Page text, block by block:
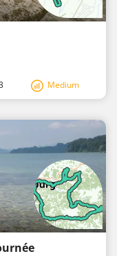
Medium